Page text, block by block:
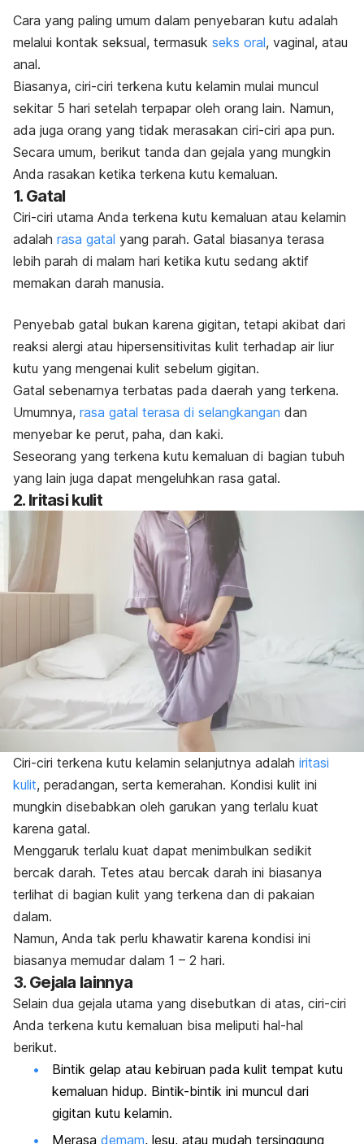
Cara yang paling umum dalam penyebaran kutu adalah
melalui kontak seksual, termasuk seks oral, vaginal, atau
anal.
Biasanya, ciri-ciri terkena kutu kelamin mulai muncul
sekitar 5 hari setelah terpapar oleh orang lain. Namun,
ada juga orang yang tidak merasakan ciri-ciri apa pun.
Secara umum, berikut tanda dan gejala yang mungkin
Anda rasakan ketika terkena kutu kemaluan.
1. Gatal
Ciri-ciri utama Anda terkena kutu kemaluan atau kelamin
adalah rasa gatal yang parah. Gatal biasanya terasa
lebih parah di malam hari ketika kutu sedang aktif
memakan darah manusia.
Penyebab gatal bukan karena gigitan, tetapi akibat dari
reaksi alergi atau hipersensitivitas kulit terhadap air liur
kutu yang mengenai kulit sebelum gigitan.
Gatal sebenarnya terbatas pada daerah yang terkena.
Umumnya, rasa gatal terasa di selangkangan dan
menyebar ke perut, paha, dan kaki.
Seseorang yang terkena kutu kemaluan di bagian tubuh
yang lain juga dapat mengeluhkan rasa gatal.
2. Iritasi kulit
Ciri-ciri terkena kutu kelamin selanjutnya adalah iritasi
kulit, peradangan, serta kemerahan. Kondisi kulit ini
mungkin disebabkan oleh garukan yang terlalu kuat
karena gatal.
Menggaruk terlalu kuat dapat menimbulkan sedikit
bercak darah. Tetes atau bercak darah ini biasanya
terlihat di bagian kulit yang terkena dan di pakaian
dalam.
Namun, Anda tak perlu khawatir karena kondisi ini
biasanya memudar dalam 1 – 2 hari.
3. Gejala lainnya
Selain dua gejala utama yang disebutkan di atas, ciri-ciri
Anda terkena kutu kemaluan bisa meliputi hal-hal
berikut.
Bintik gelap atau kebiruan pada kulit tempat kutu
kemaluan hidup. Bintik-bintik ini muncul dari
gigitan kutu kelamin.
Merasa demam, lesu, atau mudah tersinggung